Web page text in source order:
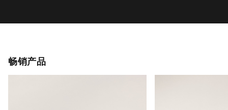
畅销产品